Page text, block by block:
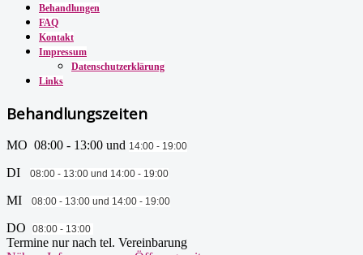
Behandlungen
FAQ
Kontakt
Impressum
Datenschutzerklärung
Links
Behandlungszeiten
MO 08:00 - 13:00 und 14:00 - 19:00
DI 08:00 - 13:00 und 14:00 - 19:00
MI 08:00 - 13:00 und 14:00 - 19:00
DO 08:00 - 13:00
Termine nur nach tel. Vereinbarung